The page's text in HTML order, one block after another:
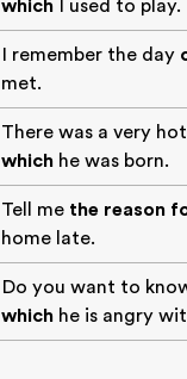
which I used to play.
I remember the day
met.
There was a very
which he was born.
Tell me the reason
home late.
Do you want to
which he is angry